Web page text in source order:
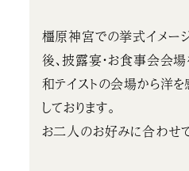
橿原神宮での挙式イメー
後、披露宴・お食事会会場
和テイストの会場から洋
しております。
お二人のお好みに合わせて